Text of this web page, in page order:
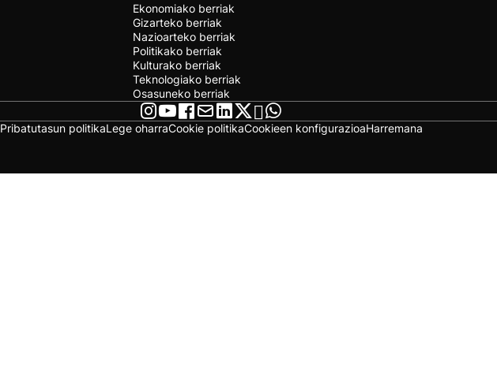
Ekonomiako berriak
Gizarteko berriak
Nazioarteko berriak
Politikako berriak
Kulturako berriak
Teknologiako berriak
Osasuneko berriak
Pribatutasun politikaLege oharraCookie politikaCookieen konfigurazioaHarremana